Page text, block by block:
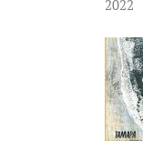
2022